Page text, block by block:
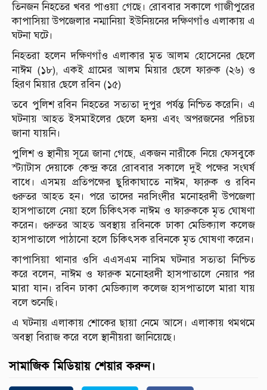
তিনজন নিহতের খবর পাওয়া গেছে। রোববার সকালে গাজীপুরের
কাপাসিয়া উপজেলার নম্মানিয়া ইউনিয়নের দক্ষিণগাঁও এলাকায় এ
ঘটনা ঘটে।
নিহতরা হলেন দক্ষিণগাঁও এলাকার মৃত আলম হোসেনের ছেলে
নাঈম (১৮), একই গ্রামের আলম মিয়ার ছেলে ফারুক (২৬) ও
হিরণ মিয়ার ছেলে রবিন (১৫)
তবে পুলিশ রবিন নিহতের সত্যতা দুপুর পর্যন্ত নিশ্চিত করেনি। এ
ঘটনায় আহত ইসমাইলের ছেলে হৃদয় এবং অপরজনের পরিচয়
জানা যায়নি।
পুলিশ ও স্থানীয় সূত্রে জানা গেছে, একজন নারীকে নিয়ে ফেসবুকে
স্ট্যাটাস দেয়াকে কেন্দ্র করে রোববার সকালে দুই পক্ষের সংঘর্ষ
বাধে। এসময় প্রতিপক্ষের ছুরিকাঘাতে নাঈম, ফারুক ও রবিন
গুরুতর আহত হন। পরে তাদের নরসিংদীর মনোহরদী উপজেলা
হাসপাতালে নেয়া হলে চিকিৎসক নাঈম ও ফারুককে মৃত ঘোষণা
করেন। গুরুতর আহত অবস্থায় রবিনকে ঢাকা মেডিক্যাল কলেজ
হাসপাতালে পাঠানো হলে চিকিৎসক রবিনকে মৃত ঘোষণা করেন।
কাপাসিয়া থানার ওসি এএসএম নাসিম ঘটনার সত্যতা নিশ্চিত
করে বলেন, নাঈম ও ফারুক মনোহরদী হাসপাতালে নেয়ার পর
মারা যান। রবিন ঢাকা মেডিক্যাল কলেজ হাসপাতালে মারা যায়
বলে শুনেছি।
এ ঘটনায় এলাকায় শোকের ছায়া নেমে আসে। এলাকায় থমথমে
অবস্থা বিরাজ করে বলে স্থানীয়রা জানিয়েছে।
সামাজিক মিডিয়ায় শেয়ার করুন।